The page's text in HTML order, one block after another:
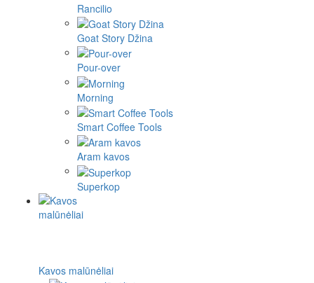
Rancilio
Goat Story Džina
Pour-over
Morning
Smart Coffee Tools
Aram kavos
Superkop
Kavos malūnėliai